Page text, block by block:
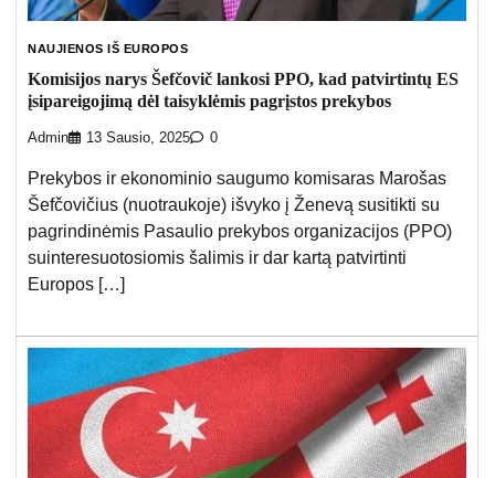
NAUJIENOS IŠ EUROPOS
Komisijos narys Šefčovič lankosi PPO, kad patvirtintų ES
įsipareigojimą dėl taisyklėmis pagrįstos prekybos
Admin 13 Sausio, 2025 0
Prekybos ir ekonominio saugumo komisaras Marošas
Šefčovičius (nuotraukoje) išvyko į Ženevą susitikti su
pagrindinėmis Pasaulio prekybos organizacijos (PPO)
suinteresuotosiomis šalimis ir dar kartą patvirtinti
Europos […]